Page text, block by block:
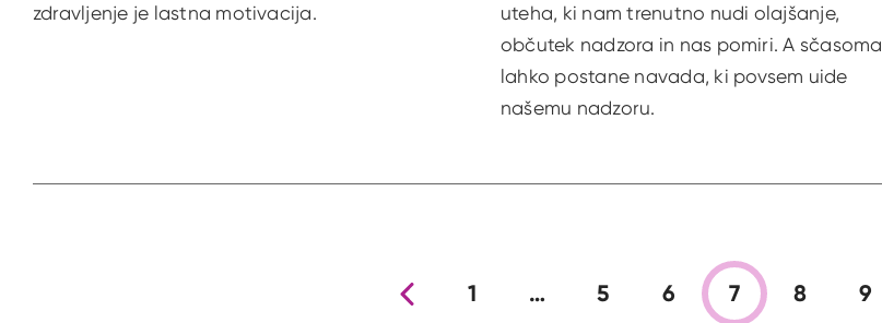
zdravljenje je lastna motivacija.
uteha, ki nam trenutno nudi olajšanje,
občutek nadzora in nas pomiri. A sčasoma
lahko postane navada, ki povsem uide
našemu nadzoru.
Prejšnja stran
1 … 5 6 7 8 9